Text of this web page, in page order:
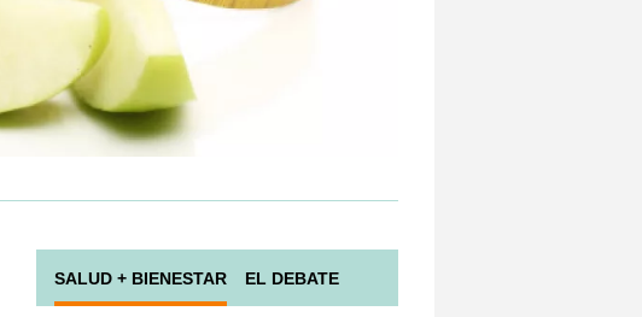
SALUD + BIENESTAR EL DEBATE